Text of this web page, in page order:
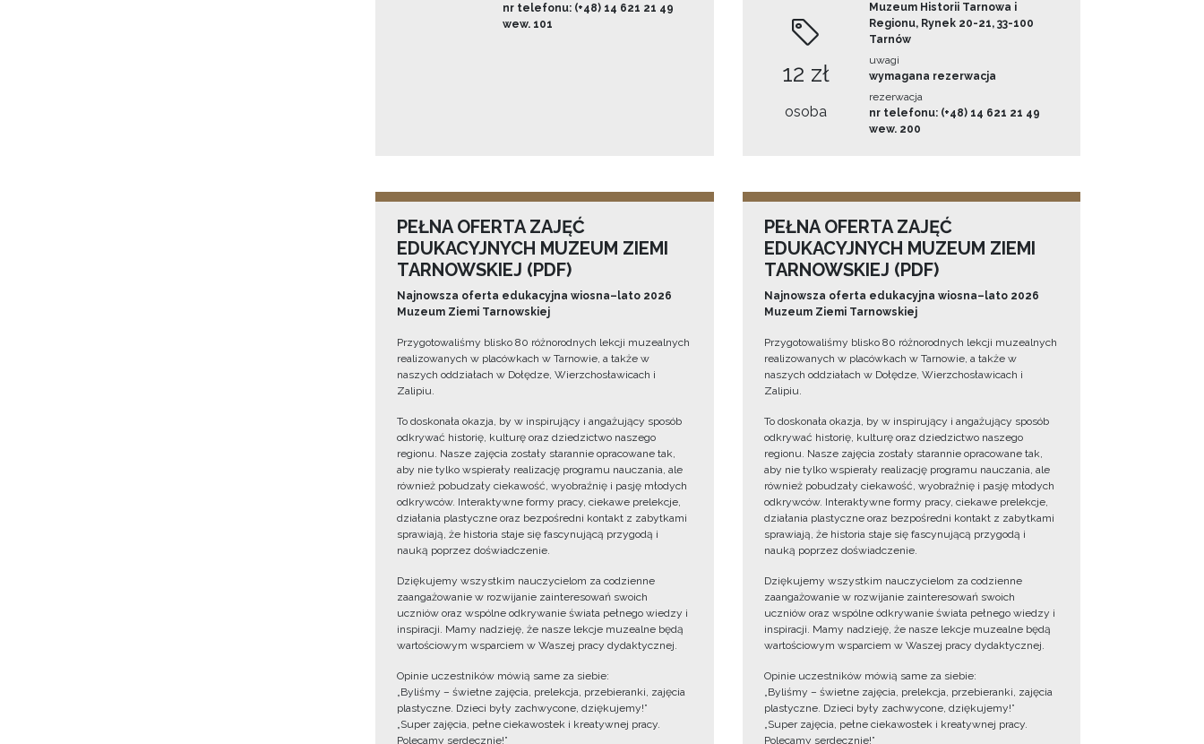
nr telefonu: (+48) 14 621 21 49
wew. 101
12 zł
osoba
Muzeum Historii Tarnowa i
Regionu, Rynek 20-21, 33-100
Tarnów
uwagi
wymagana rezerwacja
rezerwacja
nr telefonu: (+48) 14 621 21 49
wew. 200
PEŁNA OFERTA ZAJĘĆ
EDUKACYJNYCH MUZEUM ZIEMI
TARNOWSKIEJ (PDF)
Najnowsza oferta edukacyjna wiosna–lato 2026
Muzeum Ziemi Tarnowskiej
Przygotowaliśmy blisko 80 różnorodnych lekcji muzealnych
realizowanych w placówkach w Tarnowie, a także w
naszych oddziałach w Dołędze, Wierzchosławicach i
Zalipiu.
To doskonała okazja, by w inspirujący i angażujący sposób
odkrywać historię, kulturę oraz dziedzictwo naszego
regionu. Nasze zajęcia zostały starannie opracowane tak,
aby nie tylko wspierały realizację programu nauczania, ale
również pobudzały ciekawość, wyobraźnię i pasję młodych
odkrywców. Interaktywne formy pracy, ciekawe prelekcje,
działania plastyczne oraz bezpośredni kontakt z zabytkami
sprawiają, że historia staje się fascynującą przygodą i
nauką poprzez doświadczenie.
Dziękujemy wszystkim nauczycielom za codzienne
zaangażowanie w rozwijanie zainteresowań swoich
uczniów oraz wspólne odkrywanie świata pełnego wiedzy i
inspiracji. Mamy nadzieję, że nasze lekcje muzealne będą
wartościowym wsparciem w Waszej pracy dydaktycznej.
Opinie uczestników mówią same za siebie:
„Byliśmy – świetne zajęcia, prelekcja, przebieranki, zajęcia
plastyczne. Dzieci były zachwycone, dziękujemy!”
„Super zajęcia, pełne ciekawostek i kreatywnej pracy.
Polecamy serdecznie!”
PEŁNA OFERTA ZAJĘĆ
EDUKACYJNYCH MUZEUM ZIEMI
TARNOWSKIEJ (PDF)
Najnowsza oferta edukacyjna wiosna–lato 2026
Muzeum Ziemi Tarnowskiej
Przygotowaliśmy blisko 80 różnorodnych lekcji muzealnych
realizowanych w placówkach w Tarnowie, a także w
naszych oddziałach w Dołędze, Wierzchosławicach i
Zalipiu.
To doskonała okazja, by w inspirujący i angażujący sposób
odkrywać historię, kulturę oraz dziedzictwo naszego
regionu. Nasze zajęcia zostały starannie opracowane tak,
aby nie tylko wspierały realizację programu nauczania, ale
również pobudzały ciekawość, wyobraźnię i pasję młodych
odkrywców. Interaktywne formy pracy, ciekawe prelekcje,
działania plastyczne oraz bezpośredni kontakt z zabytkami
sprawiają, że historia staje się fascynującą przygodą i
nauką poprzez doświadczenie.
Dziękujemy wszystkim nauczycielom za codzienne
zaangażowanie w rozwijanie zainteresowań swoich
uczniów oraz wspólne odkrywanie świata pełnego wiedzy i
inspiracji. Mamy nadzieję, że nasze lekcje muzealne będą
wartościowym wsparciem w Waszej pracy dydaktycznej.
Opinie uczestników mówią same za siebie:
„Byliśmy – świetne zajęcia, prelekcja, przebieranki, zajęcia
plastyczne. Dzieci były zachwycone, dziękujemy!”
„Super zajęcia, pełne ciekawostek i kreatywnej pracy.
Polecamy serdecznie!”